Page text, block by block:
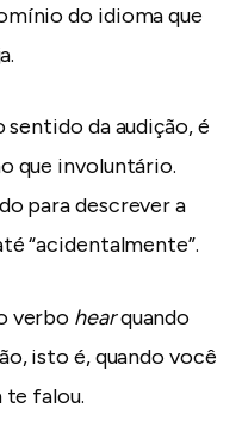
do idioma que
da audição, é
que involuntário.
para descrever a
“acidentalmente”.
verbo hearquando
isto é, quando você
te falou.